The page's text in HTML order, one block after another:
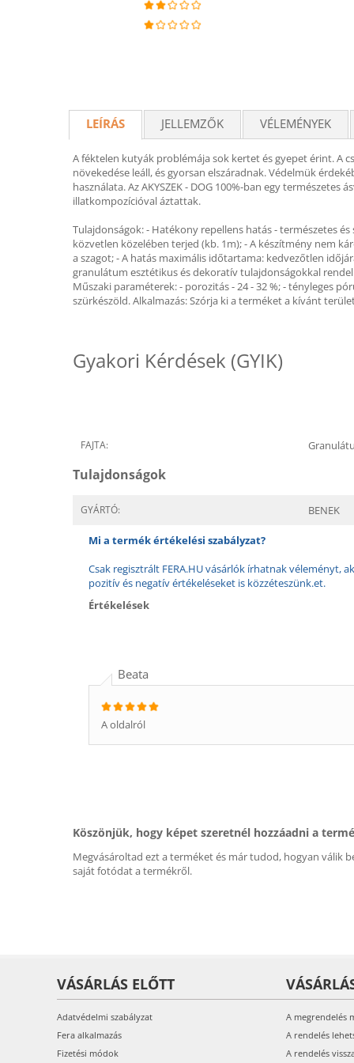
LEÍRÁS JELLEMZŐK VÉLEMÉNYEK
A féktelen kutyák problémája sok kertet és gyepet érint. A
növekedése leáll, és gyorsan elszáradnak. Védelmük
használata. Az AKYSZEK - DOG 100%-ban egy
illatkompozícióval áztattak.
Tulajdonságok: - Hatékony repellens hatás - természetes
közvetlen közelében terjed (kb. 1m); - A készítmény nem
a szagot; - A hatás maximális időtartama: kedvezőtlen
granulátum esztétikus és dekoratív tulajdonságokkal
Műszaki paraméterek: - porozitás - 24 - 32 %; - tényleges
szürkészöld. Alkalmazás: Szórja ki a terméket a kívánt
Gyakori Kérdések (GYIK)
FAJTA:
Tulajdonságok
GYÁRTÓ: BENEK
Mi a termék értékelési szabályzat?
Csak regisztrált FERA.HU vásárlók írhatnak véleményt,
pozitív és negatív értékeléseket is közzéteszünk.et.
Értékelések
Beata
A oldalról
Köszönjük, hogy képet szeretnél hozzáadni a
Megvásároltad ezt a terméket és már tudod, hogyan válik
saját fotódat a termékről.
VÁSÁRLÁS ELŐTT
Adatvédelmi szabályzat
Fera alkalmazás
Fizetési módok
A megrendelés
A rendelés
A rendelés